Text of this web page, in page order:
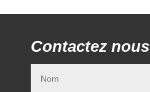
Contactez nous